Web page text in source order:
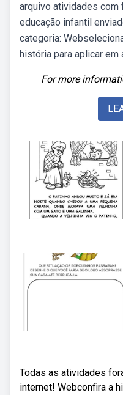
arquivo atividades
educação infantil
categoria:
história para aplicar em
For more
Todas as atividades
internet! Webconfira a